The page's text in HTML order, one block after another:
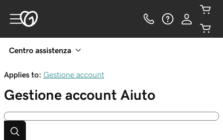
Centro assistenza
Applies to: Gestione account
Gestione account Aiuto